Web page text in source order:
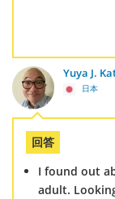
Yuya J.
日本
回答
I found out
adult.